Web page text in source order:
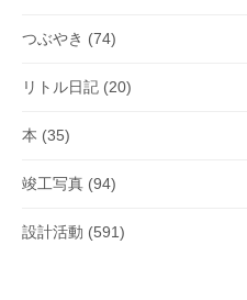
つぶやき (74)
リトル日記 (20)
本 (35)
竣工写真 (94)
設計活動 (591)